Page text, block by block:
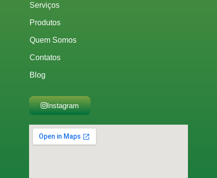
Serviços
Produtos
Quem Somos
Contatos
Blog
Instagram